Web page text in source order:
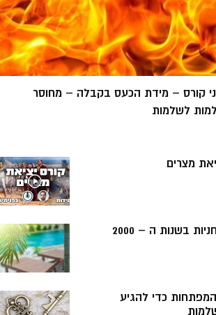
קורס – מידת הכעס בקבלה – מחוסר
לשלמות
מצרים
בשנות ה – 2000
5 המפתחות כדי להגיע